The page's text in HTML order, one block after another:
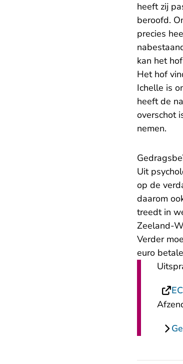
heeft zij
beroofd.
precies
kan het
Het hof
Ichelle is
heeft de
overschot
nemen.
Uit
op de
daarom
treedt in
Zeeland-
Verder
euro